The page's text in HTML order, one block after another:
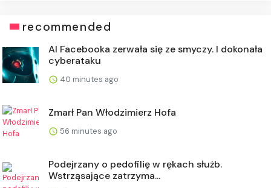
recommended
AI Facebooka zerwała się ze smyczy. I dokonała
cyberataku
40 minutes ago
Zmarł Pan Włodzimierz Hofa
56 minutes ago
Podejrzany o pedofilię w rękach służb.
Wstrząsające zatrzyma...